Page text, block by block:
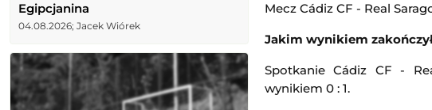
Egipcjanina
04.08.2026; Jacek Wiórek
Mecz Cádiz CF - Real
Jakim wynikiem
Spotkanie Cádiz CF -
wynikiem 0 : 1.